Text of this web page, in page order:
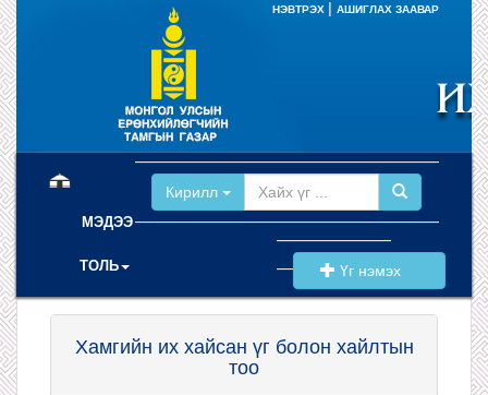
НЭВТРЭХ АШИГЛАХ ЗААВАР
МЭДЭЭ
ТОЛЬ
Кирилл
Үг нэмэх
Хамгийн их хайсан үг болон хайлтын
тоо